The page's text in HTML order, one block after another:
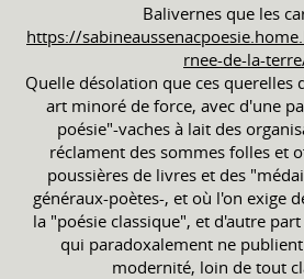
Balivernes que les
https://
rnee-de-la-
Quelle désolation que ces querelles
art minoré de force, avec d'une
poésie"-vaches à lait des
réclament des sommes folles et
poussières de livres et des
généraux-poètes-, et où l'on exige
la "poésie classique", et d'autre
qui paradoxalement ne
modernité, loin de tout